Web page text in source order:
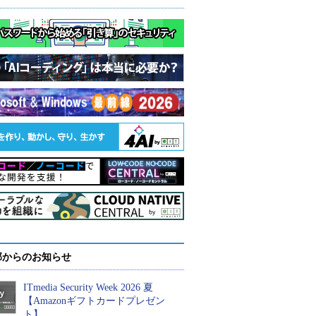
らのお知らせ
ITmedia Security Week 2026 夏
【Amazonギフトカードプレゼン